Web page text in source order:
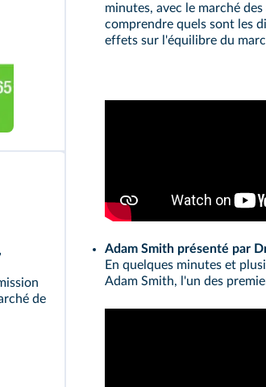
de
minutes, avec le marché
comprendre quels sont les
effets sur l'équilibre du
Adam Smith présenté par
En quelques minutes et
Adam Smith, l'un des